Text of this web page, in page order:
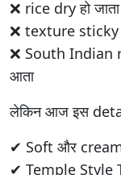
❌ rice dry हो
❌ texture sticky
❌ South Indian
आता
लेकिन आज इस
✔ Soft और
✔ Temple Style